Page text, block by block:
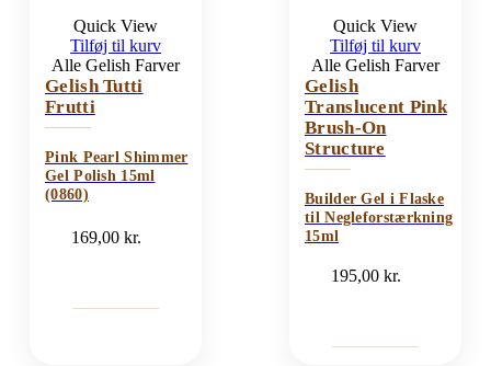
Quick View
Tilføj til kurv
Alle Gelish Farver
Gelish Tutti
Frutti
Pink Pearl Shimmer
Gel Polish 15ml
(0860)
169,00kr.
Quick View
Tilføj til kurv
Alle Gelish Farver
Gelish
Translucent Pink
Brush-On
Structure
Builder Gel i Flaske
til Negleforstærkning
15ml
195,00kr.